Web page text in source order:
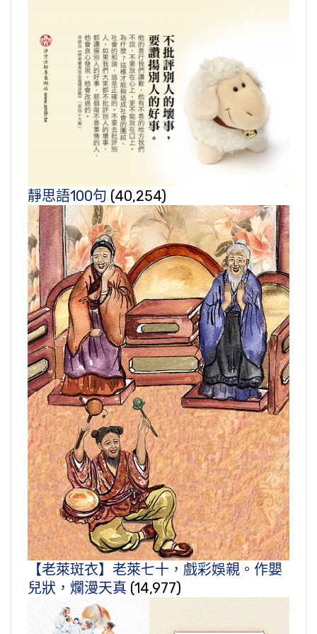
靜思語100句 (40,254)
【老萊斑衣】老萊七十，戲彩娛親。作嬰
兒狀，爛漫天真 (14,977)